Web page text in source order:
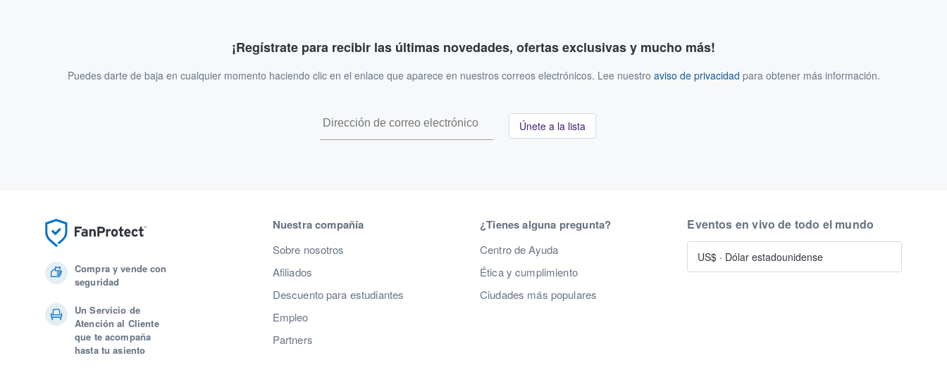
¡Regístrate para recibir las últimas novedades, ofertas exclusivas y mucho más!
Puedes darte de baja en cualquier momento haciendo clic en el enlace que aparece en nuestros correos electrónicos. Lee nuestro aviso de privacidad para obtener más información.
Únete a la lista
Compra y vende con
seguridad
Un Servicio de
Atención al Cliente
que te acompaña
hasta tu asiento
Nuestra compañía
Sobre nosotros
Afiliados
Descuento para estudiantes
Empleo
Partners
¿Tienes alguna pregunta?
Centro de Ayuda
Ética y cumplimiento
Ciudades más populares
Eventos en vivo de todo el mundo
US$ · Dólar estadounidense